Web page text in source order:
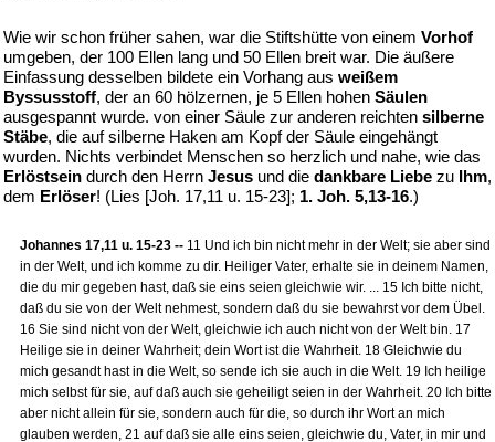
Wie wir schon früher sahen, war die Stiftshütte von einem Vorhof
umgeben, der 100 Ellen lang und 50 Ellen breit war. Die äußere
Einfassung desselben bildete ein Vorhang aus weißem
Byssusstoff, der an 60 hölzernen, je 5 Ellen hohen Säulen
ausgespannt wurde. von einer Säule zur anderen reichten silberne
Stäbe, die auf silberne Haken am Kopf der Säule eingehängt
wurden. Nichts verbindet Menschen so herzlich und nahe, wie das
Erlöstsein durch den Herrn Jesus und die dankbare Liebe zu Ihm,
dem Erlöser! (Lies [Joh. 17,11 u. 15-23]; 1. Joh. 5,13-16.)
Johannes 17,11 u. 15-23 -- 11 Und ich bin nicht mehr in der Welt; sie aber sind
in der Welt, und ich komme zu dir. Heiliger Vater, erhalte sie in deinem Namen,
die du mir gegeben hast, daß sie eins seien gleichwie wir. ... 15 Ich bitte nicht,
daß du sie von der Welt nehmest, sondern daß du sie bewahrst vor dem Übel.
16 Sie sind nicht von der Welt, gleichwie ich auch nicht von der Welt bin. 17
Heilige sie in deiner Wahrheit; dein Wort ist die Wahrheit. 18 Gleichwie du
mich gesandt hast in die Welt, so sende ich sie auch in die Welt. 19 Ich heilige
mich selbst für sie, auf daß auch sie geheiligt seien in der Wahrheit. 20 Ich bitte
aber nicht allein für sie, sondern auch für die, so durch ihr Wort an mich
glauben werden, 21 auf daß sie alle eins seien, gleichwie du, Vater, in mir und